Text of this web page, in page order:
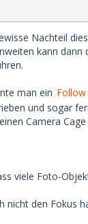
Nachteil
kann dann
man ein
und sogar
Camera
viele Foto-
nicht den Fokus